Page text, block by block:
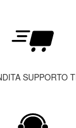
SUPPORTO